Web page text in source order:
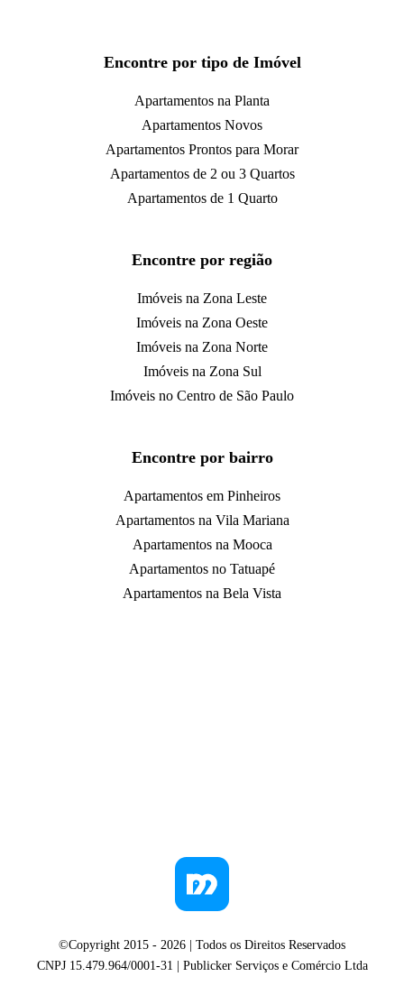
Encontre por tipo de Imóvel
Apartamentos na Planta
Apartamentos Novos
Apartamentos Prontos para Morar
Apartamentos de 2 ou 3 Quartos
Apartamentos de 1 Quarto
Encontre por região
Imóveis na Zona Leste
Imóveis na Zona Oeste
Imóveis na Zona Norte
Imóveis na Zona Sul
Imóveis no Centro de São Paulo
Encontre por bairro
Apartamentos em Pinheiros
Apartamentos na Vila Mariana
Apartamentos na Mooca
Apartamentos no Tatuapé
Apartamentos na Bela Vista
©Copyright 2015 - 2026 | Todos os Direitos Reservados
CNPJ 15.479.964/0001-31 | Publicker Serviços e Comércio Ltda